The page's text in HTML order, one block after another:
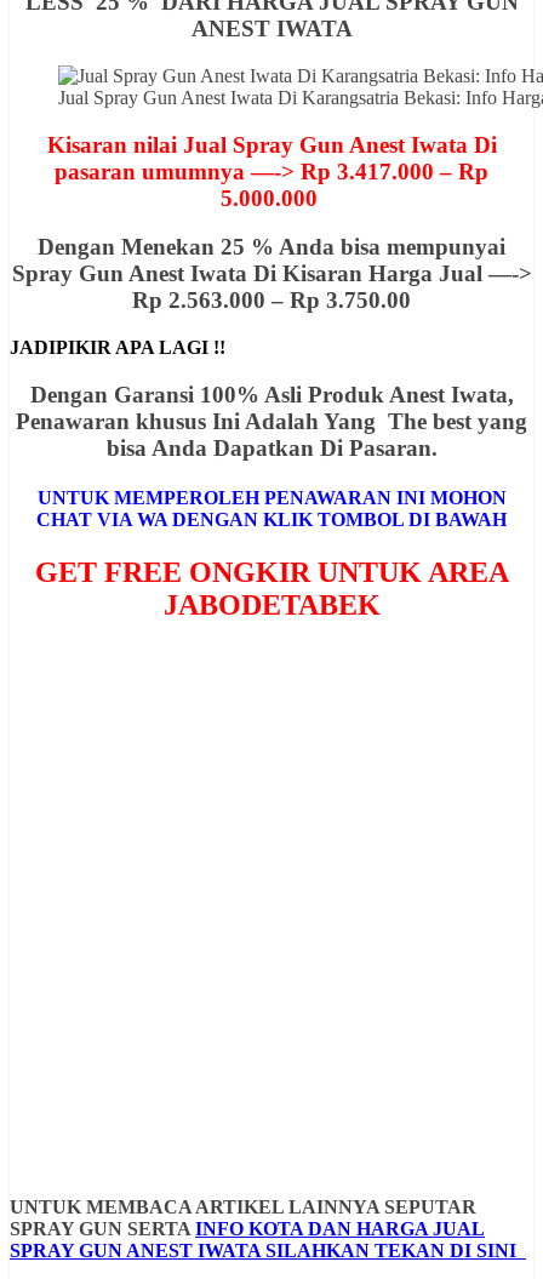
ANEST IWATA
Jual Spray Gun Anest Iwata Di Karangsatria Bekasi: Info
Kisaran nilai Jual Spray Gun Anest Iwata Di
pasaran umumnya —-> Rp 3.417.000 – Rp
5.000.000
Dengan Menekan 25 % Anda bisa mempunyai
Spray Gun Anest Iwata Di Kisaran Harga Jual —->
Rp 2.563.000 – Rp 3.750.00
JADIPIKIR APA LAGI !!
Dengan Garansi 100% Asli Produk Anest Iwata,
Penawaran khusus Ini Adalah Yang The best yang
bisa Anda Dapatkan Di Pasaran.
UNTUK MEMPEROLEH PENAWARAN INI MOHON
CHAT VIA WA DENGAN KLIK TOMBOL DI BAWAH
GET FREE ONGKIR UNTUK AREA
JABODETABEK
UNTUK MEMBACA ARTIKEL LAINNYA SEPUTAR
SPRAY GUN SERTA INFO KOTA DAN HARGA JUAL
SPRAY GUN ANEST IWATA SILAHKAN TEKAN DI SINI